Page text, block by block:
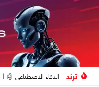
ترند الذكاء الاصطناعي 🤖